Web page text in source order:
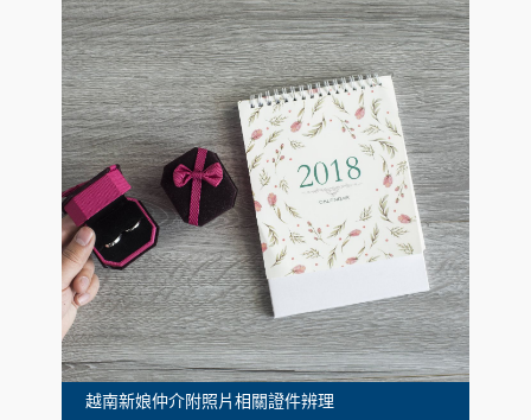
越南新娘仲介附照片相關證件辨理